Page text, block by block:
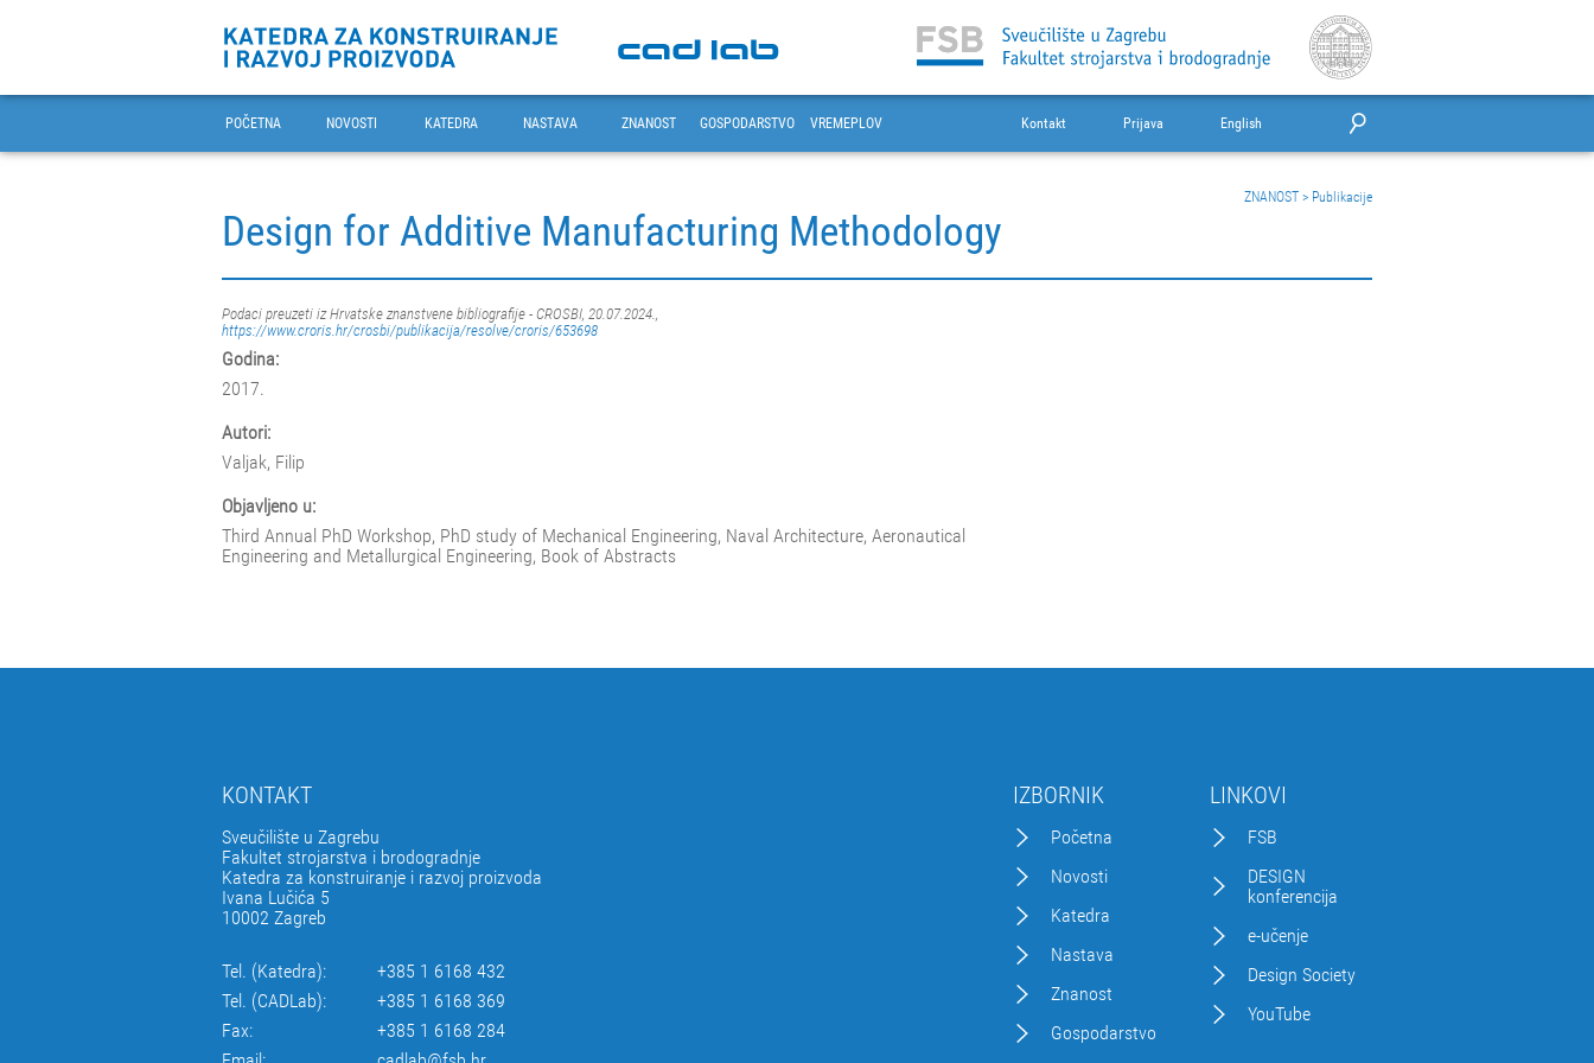
POČETNA NOVOSTI KATEDRA NASTAVA ZNANOST GOSPODARSTVO VREMEPLOV Kontakt Prijava English
ZNANOST > Publikacije
Design for Additive Manufacturing Methodology
Podaci preuzeti iz Hrvatske znanstvene bibliografije - CROSBI, 20.07.2024.,
https://www.croris.hr/crosbi/publikacija/resolve/croris/653698
Godina:
2017.
Autori:
Valjak, Filip
Objavljeno u:
Third Annual PhD Workshop, PhD study of Mechanical Engineering, Naval Architecture, Aeronautical
Engineering and Metallurgical Engineering, Book of Abstracts
KONTAKT
Sveučilište u Zagrebu
Fakultet strojarstva i brodogradnje
Katedra za konstruiranje i razvoj proizvoda
Ivana Lučića 5
10002 Zagreb
Tel. (Katedra):
+385 1 6168 432
Tel. (CADLab):
+385 1 6168 369
Fax:
+385 1 6168 284
IZBORNIK
Početna
Novosti
Katedra
Nastava
Znanost
Gospodarstvo
LINKOVI
FSB
DESIGN
konferencija
e-učenje
Design Society
YouTube